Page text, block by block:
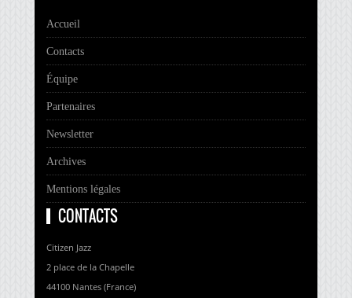
Accueil
Contacts
Équipe
Partenaires
Newsletter
Archives
Mentions légales
CONTACTS
Citizen Jazz
2 place de la Chapelle
44100 Nantes (France)